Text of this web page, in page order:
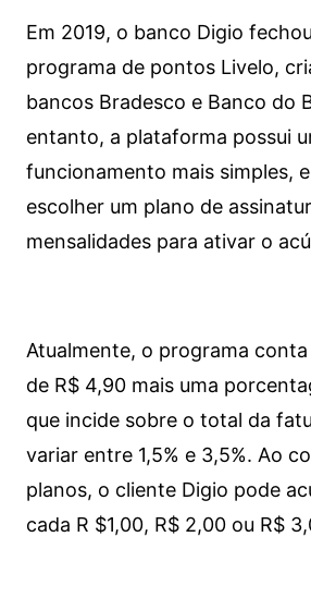
Em 2019, o banco Digio
programa de pontos Livelo,
bancos Bradesco e Banco do
entanto, a plataforma possui
funcionamento mais simples,
escolher um plano de
mensalidades para ativar o
Atualmente, o programa
de R$ 4,90 mais uma
que incide sobre o total da
variar entre 1,5% e 3,5%. Ao
planos, o cliente Digio pode
cada R $1,00, R$ 2,00 ou R$